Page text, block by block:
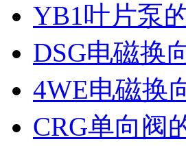
YB1叶片泵
DSG电磁换
4WE电磁换
CRG单向阀